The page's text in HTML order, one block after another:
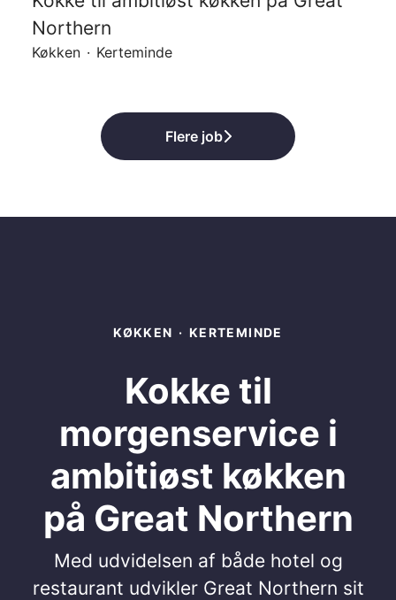
Northern
Køkken · Kerteminde
Flere job
KØKKEN · KERTEMINDE
Kokke til
morgenservice i
ambitiøst køkken
på Great Northern
Med udvidelsen af både hotel og
restaurant udvikler Great Northern sit